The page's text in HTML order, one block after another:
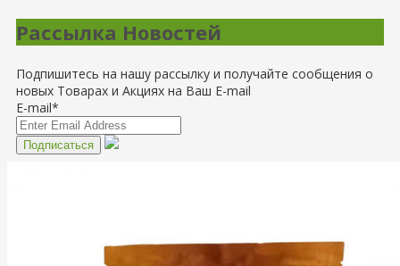
Рассылка Новостей
Подпишитесь на нашу рассылку и получайте сообщения о
новых Товарах и Акциях на Ваш E-mail
E-mail*